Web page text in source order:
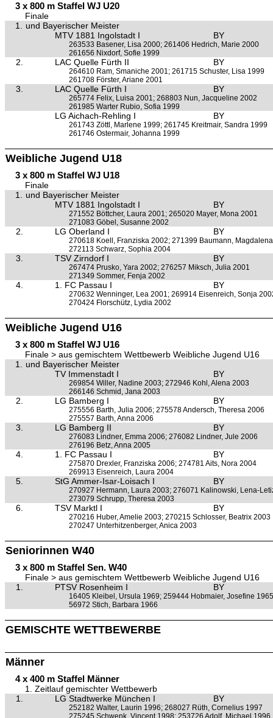
3 x 800 m Staffel WJ U20
Finale
1.
und Bayerischer Meister
MTV 1881 Ingolstadt I
BY
263533 Basener, Lisa 2000; 261406 Hedrich, Marie 2000
261656 Nixdorf, Sofie 1999
2. LAC Quelle Fürth II BY
264610 Ram, Smaniche 2001; 261715 Schuster, Lisa 1999
261708 Förster, Ariane 2001
3. LAC Quelle Fürth I BY
265774 Felix, Luisa 2001; 268803 Nun, Jacqueline 2002
261985 Warter Rubio, Sofia 1999
LG Aichach-Rehling I BY
261743 Zöttl, Marlene 1999; 261745 Kreitmair, Sandra 1999
261746 Ostermair, Johanna 1999
Weibliche Jugend U18
3 x 800 m Staffel WJ U18
Finale
1.
und Bayerischer Meister
MTV 1881 Ingolstadt I
BY
271552 Böttcher, Laura 2001; 265020 Mayer, Mona 2001
271083 Göbel, Susanne 2002
2. LG Oberland I BY
270618 Koell, Franziska 2002; 271399 Baumann,
272113 Schwarz, Sophia 2004
3. TSV Zirndorf I BY
267474 Prusko, Yara 2002; 276257 Miksch, Julia 2001
271349 Sommer, Fenja 2002
4. 1. FC Passau I BY
270632 Wenninger, Lea 2001; 269914 Eisenreich, Sonja
270424 Florschütz, Lydia 2002
Weibliche Jugend U16
3 x 800 m Staffel WJ U16
Finale > aus gemischtem Wettbewerb Weibliche Jugend U16
1.
und Bayerischer Meister
TV Immenstadt I
BY
269854 Willer, Nadine 2003; 272946 Kohl, Alena 2003
266146 Schmid, Jana 2003
2. LG Bamberg I BY
275556 Barth, Julia 2006; 275578 Andersch, Theresa 2006
275557 Barth, Anna 2006
3. LG Bamberg II BY
276083 Lindner, Emma 2006; 276082 Lindner, Jule 2006
276196 Betz, Anna 2005
4. 1. FC Passau I BY
275870 Drexler, Franziska 2006; 274781 Aits, Nora 2004
269913 Eisenreich, Laura 2004
5. StG Ammer-Isar-Loisach I BY
270927 Hermann, Laura 2003; 276071 Kalinowski, Lena-
273079 Schrupp, Theresa 2003
6. TSV Marktl I BY
270216 Huber, Amelie 2003; 270215 Schlosser, Beatrix 2003
270247 Unterhitzenberger, Anica 2003
Seniorinnen W40
3 x 800 m Staffel Sen. W40
Finale > aus gemischtem Wettbewerb Weibliche Jugend U16
1.
PTSV Rosenheim I BY
16405 Kleibel, Ursula 1969; 259444 Hobmaier, Josefine 1965
56972 Stich, Barbara 1966
GEMISCHTE WETTBEWERBE
Männer
4 x 400 m Staffel Männer
1. Zeitlauf gemischter Wettbewerb
1.
LG Stadtwerke München I BY
252182 Walter, Laurin 1996; 268027 Rüth, Cornelius 1997
275245 Schwenk, Vincent 1998; 253726 Adolf, Michael 1996